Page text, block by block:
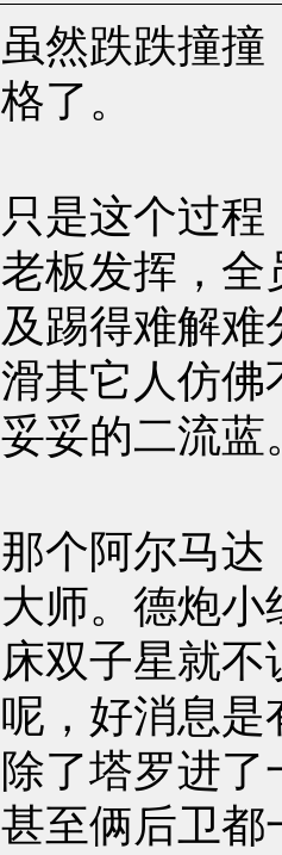
虽然跌跌撞
格了。
只是这个过
老板发挥，
及踢得难解
滑其它人仿
妥妥的二流蓝
那个阿尔马
大师。德炮
床双子星就
呢，好消息
除了塔罗进
甚至俩后卫